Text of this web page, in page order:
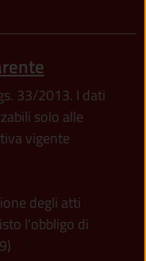
33/2013. I dati
solo alle
vigente
degli atti
l'obbligo di